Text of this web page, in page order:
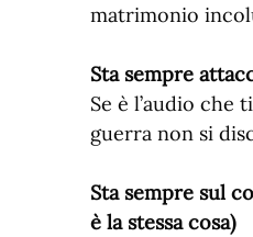
matrimonio
Sta sempre
Se è l’audio
guerra non si
Sta sempre sul
è la stessa cosa)